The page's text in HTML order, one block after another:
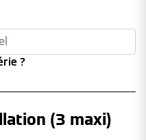
?
(3 maxi)